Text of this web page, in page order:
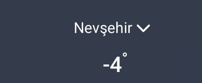
Nevşehir
-4°